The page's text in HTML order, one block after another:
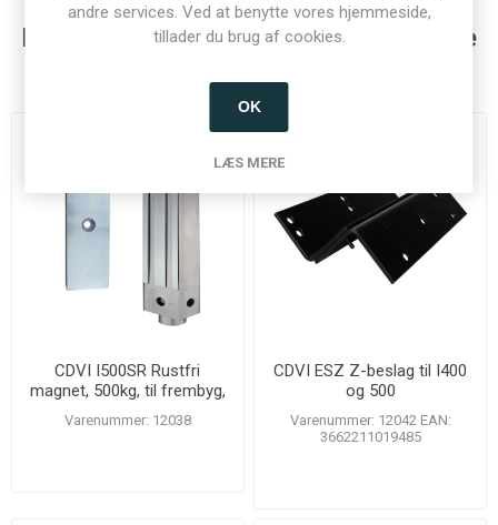
Kunder der har købt denne vare købte
CDVI I500SR Rustfri
magnet, 500kg, til frembyg,
Varenummer: 12038
CDVI ESZ Z-beslag til I400
og 500
Varenummer: 12042 EAN:
3662211019485
andre services. Ved at benytte vores hjemmeside,
tillader du brug af cookies.
OK
LÆS MERE